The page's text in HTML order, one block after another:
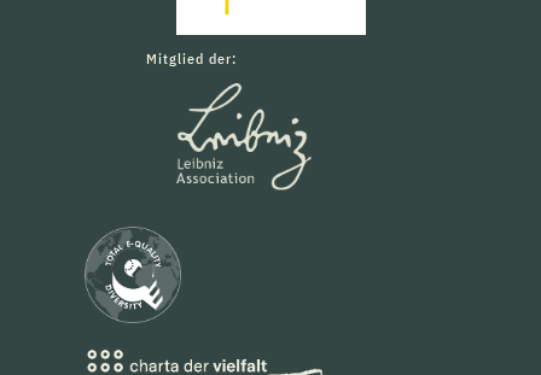
Mitglied der: